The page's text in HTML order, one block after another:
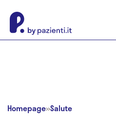
Homepage»Salute